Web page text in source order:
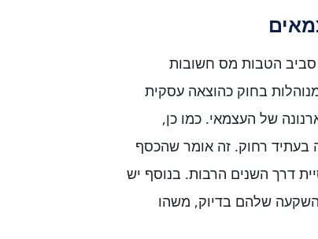
סביב הטבות מס חשובות
בחוק כהוצאה עסקית
של העצמאי. כמו כן,
בעתיד רחוק. זה אומר שהכסף
דרך השנים הרבות. בנוסף יש
שלהם בדיוק, משהו